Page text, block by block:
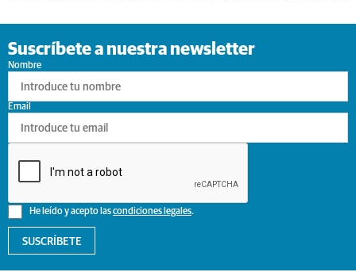
Suscríbete a nuestra newsletter
Nombre
He leído y acepto lascondiciones legales.
Email
SUSCRÍBETE